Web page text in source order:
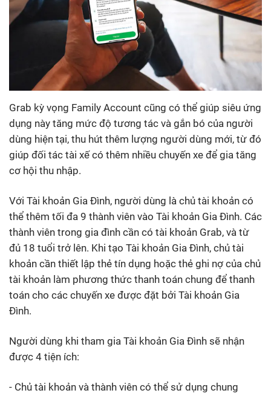
Grab kỳ vọng Family Account cũng có thể giúp siêu ứng
dụng này tăng mức độ tương tác và gắn bó của người
dùng hiện tại, thu hút thêm lượng người dùng mới, từ đó
giúp đối tác tài xế có thêm nhiều chuyến xe để gia tăng
cơ hội thu nhập.
Với Tài khoản Gia Đình, người dùng là chủ tài khoản có
thể thêm tối đa 9 thành viên vào Tài khoản Gia Đình. Các
thành viên trong gia đình cần có tài khoản Grab, và từ
đủ 18 tuổi trở lên. Khi tạo Tài khoản Gia Đình, chủ tài
khoản cần thiết lập thẻ tín dụng hoặc thẻ ghi nợ của chủ
tài khoản làm phương thức thanh toán chung để thanh
toán cho các chuyến xe được đặt bởi Tài khoản Gia
Đình.
Người dùng khi tham gia Tài khoản Gia Đình sẽ nhận
được 4 tiện ích:
- Chủ tài khoản và thành viên có thể sử dụng chung